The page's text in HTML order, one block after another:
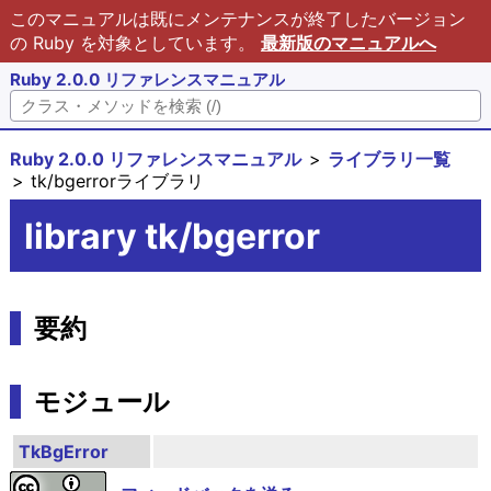
このマニュアルは既にメンテナンスが終了したバージョン
の Ruby を対象としています。 最新版のマニュアルへ
Ruby 2.0.0 リファレンスマニュアル
Ruby 2.0.0 リファレンスマニュアル
ライブラリ一覧
tk/bgerrorライブラリ
library tk/bgerror
要約
モジュール
TkBgError